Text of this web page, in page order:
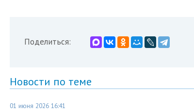
Поделиться:
Новости по теме
01 июня 2026 16:41